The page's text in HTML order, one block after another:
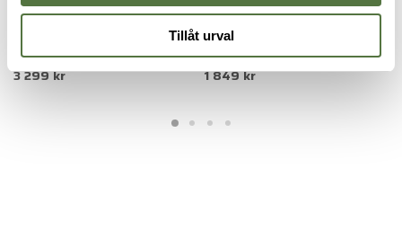
Tillåt urval
Dometic PLB15
3 299 kr
DOMETIC
Dometic CI 15 Glow
1 849 kr